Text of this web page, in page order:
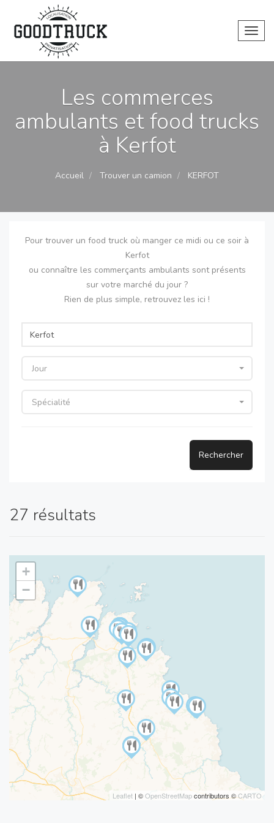
Les commerces
ambulants et food trucks
à Kerfot
Accueil Trouver un camion KERFOT
Pour trouver un food truck où manger ce midi ou ce soir à
Kerfot
ou connaître les commerçants ambulants sont présents
sur votre marché du jour ?
Rien de plus simple, retrouvez les ici !
Jour
Spécialité
Rechercher
27 résultats
+
−
Leaflet | ©OpenStreetMapcontributors ©CARTO